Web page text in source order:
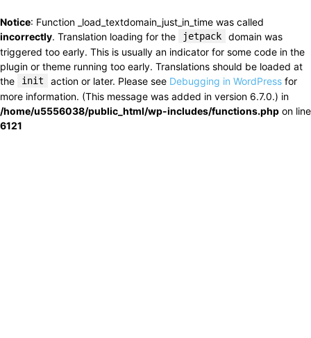
Notice: Function _load_textdomain_just_in_time was called
incorrectly. Translation loading for the jetpack
domain was
triggered too early. This is usually an indicator for some code in the
plugin or theme running too early. Translations should be loaded at
the
init action or later. Please see Debugging in WordPress for
more information. (This message was added in version 6.7.0.) in
/home/u5556038/public_html/wp-includes/functions.php on line
6121